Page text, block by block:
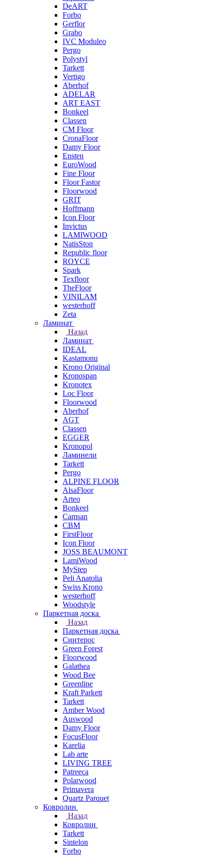
DeART
Forbo
Gerflor
Grabo
IVC Moduleo
Pergo
Polystyl
Tarkett
Vertigo
Aberhof
ADELAR
ART EAST
Bonkeel
Classen
CM Floor
CronaFloor
Damy Floor
Ensten
EuroWood
Fine Floor
Floor Fastor
Floorwood
GRIT
Hoffmann
Icon Floor
Invictus
LAMIWOOD
NatisSton
Republic floor
ROYCE
Spark
Texfloor
TheFloor
VINILAM
westerhoff
Zeta
Ламинат
Назад
Ламинат
IDEAL
Kastamonu
Krono Original
Kronospan
Kronotex
Loc Floor
Floorwood
Aberhof
AGT
Classen
EGGER
Kronopol
Ламинели
Tarkett
Pergo
ALPINE FLOOR
AlsaFloor
Arteo
Bonkeel
Camsan
CBM
FirstFloor
Icon Floor
JOSS BEAUMONT
LamiWood
MyStep
Peli Anatolia
Swiss Krono
westerhoff
Woodstyle
Паркетная доска
Назад
Паркетная доска
Синтерос
Green Forest
Floorwood
Galathea
Wood Bee
Greenline
Kraft Parkett
Tarkett
Amber Wood
Auswood
Damy Floor
FocusFloor
Karelia
Lab arte
LIVING TREE
Patreeca
Polarwood
Primavera
Quartz Parquet
Ковролин
Назад
Ковролин
Tarkett
Sintelon
Forbo